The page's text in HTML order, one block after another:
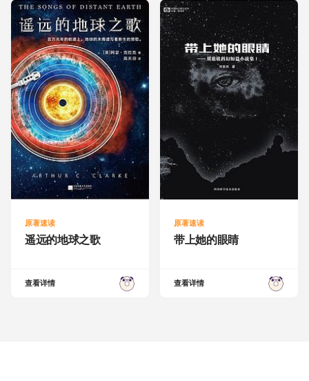
原著速读
遥远的地球之歌
查看详情
原著速读
带上她的眼睛
查看详情